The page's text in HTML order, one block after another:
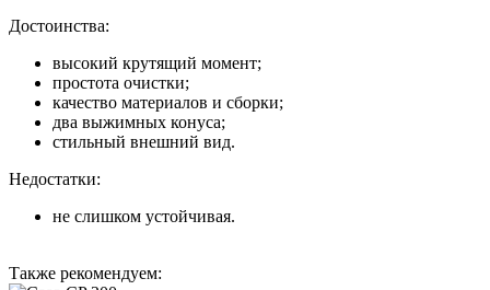
Достоинства:
высокий крутящий момент;
простота очистки;
качество материалов и сборки;
два выжимных конуса;
стильный внешний вид.
Недостатки:
не слишком устойчивая.
Также рекомендуем: